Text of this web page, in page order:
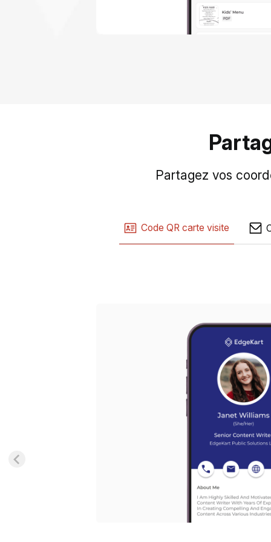
Partagez vos
Code QR carte visite